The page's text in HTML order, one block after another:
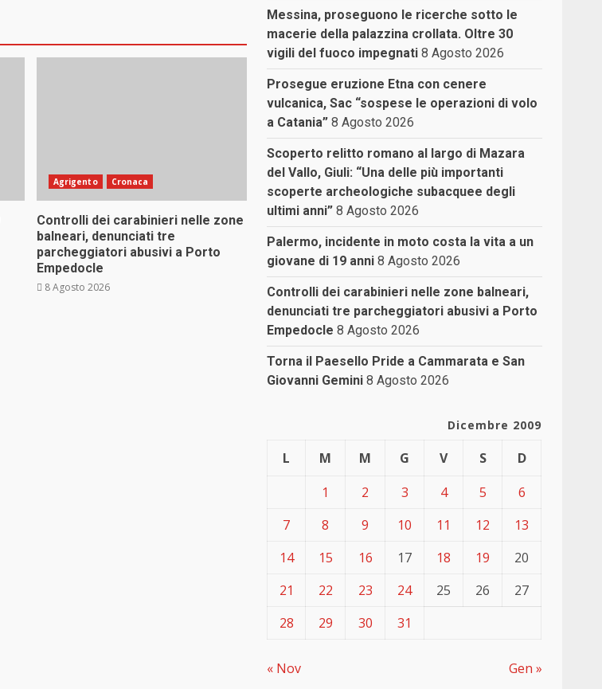
Agrigento Cronaca
Controlli dei carabinieri nelle zone
balneari, denunciati tre
parcheggiatori abusivi a Porto
Empedocle
8 Agosto 2026
Messina, proseguono le ricerche sotto le
macerie della palazzina crollata. Oltre 30
vigili del fuoco impegnati 8 Agosto 2026
Prosegue eruzione Etna con cenere
vulcanica, Sac “sospese le operazioni di volo
a Catania” 8 Agosto 2026
Scoperto relitto romano al largo di Mazara
del Vallo, Giuli: “Una delle più importanti
scoperte archeologiche subacquee degli
ultimi anni” 8 Agosto 2026
Palermo, incidente in moto costa la vita a un
giovane di 19 anni 8 Agosto 2026
Controlli dei carabinieri nelle zone balneari,
denunciati tre parcheggiatori abusivi a Porto
Empedocle 8 Agosto 2026
Torna il Paesello Pride a Cammarata e San
Giovanni Gemini 8 Agosto 2026
Dicembre 2009
L M M G V S
D
1
2 3 4 5
6
7
8 9 10 11 12
13
14
15 16 17 18 19
20
21
22 23 24 25 26
27
28
29 30 31
« Nov Gen »